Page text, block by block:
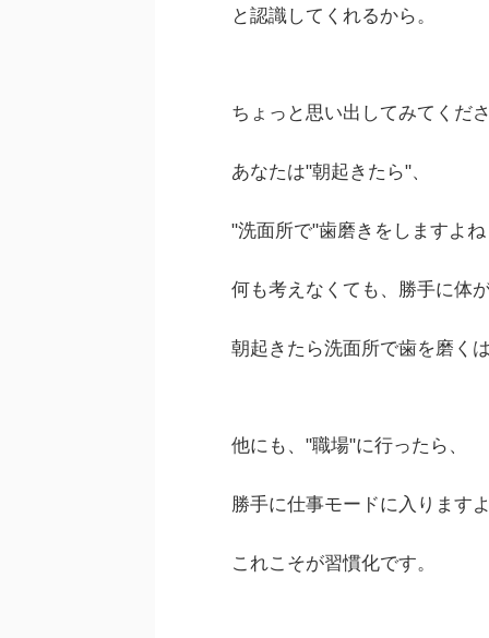
と認識してくれるから。
ちょっと思い出してみてくださ
あなたは"朝起きたら"、
"洗面所で"歯磨きをしますよね
何も考えなくても、勝手に体が
朝起きたら洗面所で歯を磨くは
他にも、"職場"に行ったら、
勝手に仕事モードに入りますよ
これこそが習慣化です。